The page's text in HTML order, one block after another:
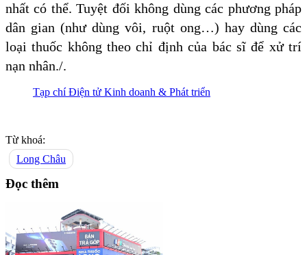
nhất có thể. Tuyệt đối không dùng các phương pháp
dân gian (như dùng vôi, ruột ong…) hay dùng các
loại thuốc không theo chỉ định của bác sĩ để xử trí
nạn nhân./.
Tạp chí Điện tử Kinh doanh & Phát triển
Từ khoá:
Long Châu
Đọc thêm